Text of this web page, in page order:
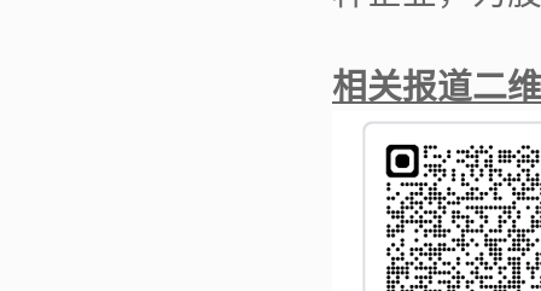
相关报道二